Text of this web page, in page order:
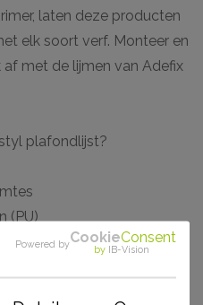
laten deze producten
elk soort verf. Monteer en
met de lijmen van Adefix
plafondlijst?
(PU)
Powered byCookieConsent
by IB-Vision